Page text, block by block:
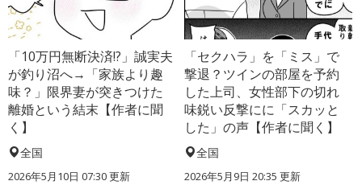
「10万円無断決済!?」誠実夫
が釣り沼へ→「家族より趣
味？」限界妻が突きつけた
離婚という結末【作者に聞
く】
全国
2026年5月10日 07:30 更新
「セクハラ」を「ミス」で
撃退？ツインの部屋を予約
した上司、女性部下の切れ
味鋭い反撃にに「スカッと
した」の声【作者に聞く】
全国
2026年5月9日 20:35 更新